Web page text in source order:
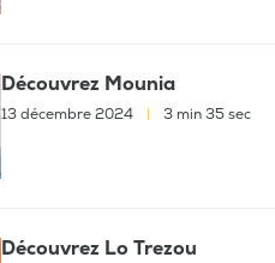
Découvrez Mounia
13 décembre 2024 3 min 35 sec
Découvrez Lo Trezou